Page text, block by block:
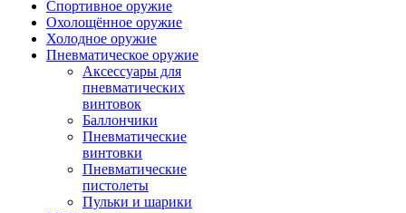
Спортивное оружие
Охолощённое оружие
Холодное оружие
Пневматическое оружие
Аксессуары для
пневматических
винтовок
Баллончики
Пневматические
винтовки
Пневматические
пистолеты
Пульки и шарики